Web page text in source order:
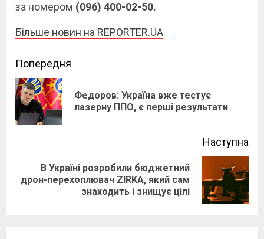
за номером (096) 400-02-50.
Більше новин на REPORTER.UA
Continue
Reading
Попередня
Федоров: Україна вже тестує
лазерну ППО, є перші результати
Наступна
Next
В Україні розробили бюджетний
дрон-перехоплювач ZIRKA, який сам
знаходить і знищує цілі